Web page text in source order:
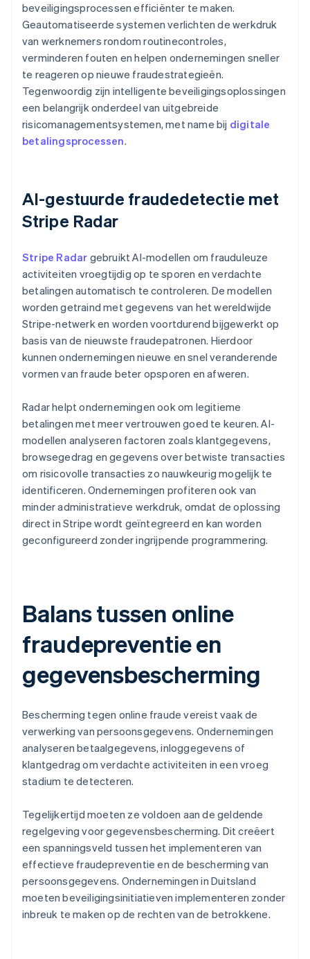
beveiligingsprocessen efficiënter te maken.
Geautomatiseerde systemen verlichten de werkdruk
van werknemers rondom routinecontroles,
verminderen fouten en helpen ondernemingen sneller
te reageren op nieuwe fraudestrategieën.
Tegenwoordig zijn intelligente beveiligingsoplossingen
een belangrijk onderdeel van uitgebreide
risicomanagementsystemen, met name bij digitale
betalingsprocessen.
AI-gestuurde fraudedetectie met
Stripe Radar
Stripe Radar gebruikt AI-modellen om frauduleuze
activiteiten vroegtijdig op te sporen en verdachte
betalingen automatisch te controleren. De modellen
worden getraind met gegevens van het wereldwijde
Stripe-netwerk en worden voortdurend bijgewerkt op
basis van de nieuwste fraudepatronen. Hierdoor
kunnen ondernemingen nieuwe en snel veranderende
vormen van fraude beter opsporen en afweren.
Radar helpt ondernemingen ook om legitieme
betalingen met meer vertrouwen goed te keuren. AI-
modellen analyseren factoren zoals klantgegevens,
browsegedrag en gegevens over betwiste transacties
om risicovolle transacties zo nauwkeurig mogelijk te
identificeren. Ondernemingen profiteren ook van
minder administratieve werkdruk, omdat de oplossing
direct in Stripe wordt geïntegreerd en kan worden
geconfigureerd zonder ingrijpende programmering.
Balans tussen online
fraudepreventie en
gegevensbescherming
Bescherming tegen online fraude vereist vaak de
verwerking van persoonsgegevens. Ondernemingen
analyseren betaalgegevens, inloggegevens of
klantgedrag om verdachte activiteiten in een vroeg
stadium te detecteren.
Tegelijkertijd moeten ze voldoen aan de geldende
regelgeving voor gegevensbescherming. Dit creëert
een spanningsveld tussen het implementeren van
effectieve fraudepreventie en de bescherming van
persoonsgegevens. Ondernemingen in Duitsland
moeten beveiligingsinitiatieven implementeren zonder
inbreuk te maken op de rechten van de betrokkene.